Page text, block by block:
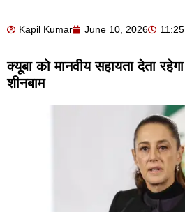
Kapil Kumar June 10, 2026
क्यूबा को मानवीय सहायता देता
शीनबाम